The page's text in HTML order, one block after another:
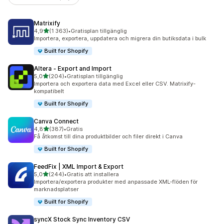
Matrixify
4,9av 5 stjärnor
(1 363)
1363 recensioner totalt
•Gratisplan tillgänglig
Importera, exportera, uppdatera och migrera din butiksdata i bulk
Built for Shopify
Altera ‑ Export and Import
5,0av 5 stjärnor
(204)
204 recensioner totalt
•Gratisplan tillgänglig
Importera och exportera data med Excel eller CSV. Matrixify-
kompatibelt
Built for Shopify
Canva Connect
4,8av 5 stjärnor
(387)
387 recensioner totalt
•Gratis
Få åtkomst till dina produktbilder och filer direkt i Canva
Built for Shopify
FeedFix | XML Import & Export
5,0av 5 stjärnor
(244)
244 recensioner totalt
•Gratis att installera
Importera/exportera produkter med anpassade XML-flöden för
marknadsplatser
Built for Shopify
syncX Stock Sync Inventory CSV